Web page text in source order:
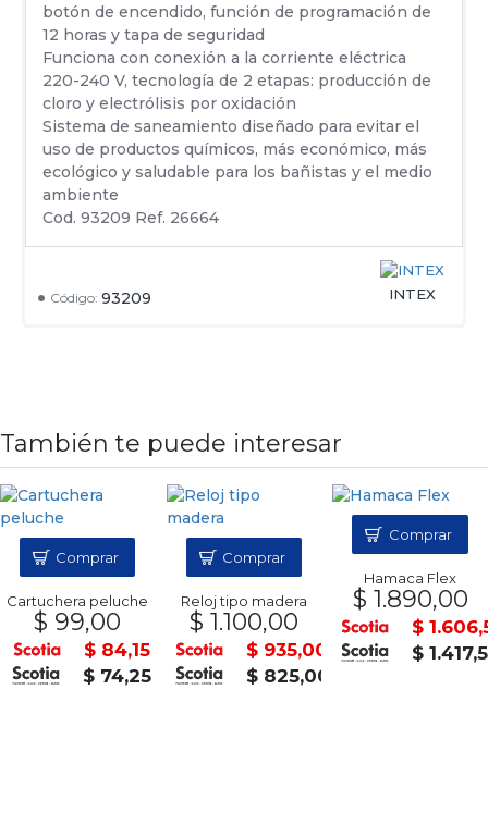
Código: 93209 INTEX
botón de encendido, función de programación de
12 horas y tapa de seguridad
Funciona con conexión a la corriente eléctrica
220-240 V, tecnología de 2 etapas: producción de
cloro y electrólisis por oxidación
Sistema de saneamiento diseñado para evitar el
uso de productos químicos, más económico, más
ecológico y saludable para los bañistas y el medio
ambiente
Cod. 93209 Ref. 26664
También te puede interesar
Cartuchera peluche
$ 99,00
$ 84,15
$ 74,25
Comprar
Reloj tipo madera
$ 1.100,00
$ 935,00
$ 825,00
Comprar
Hamaca Flex
$ 1.890,00
$
$
Comprar